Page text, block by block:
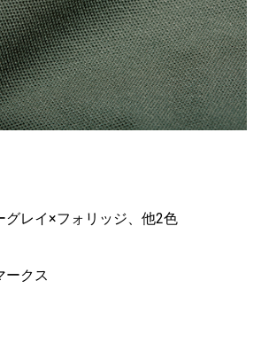
グレイ×フォリッジ、他2色
ークス